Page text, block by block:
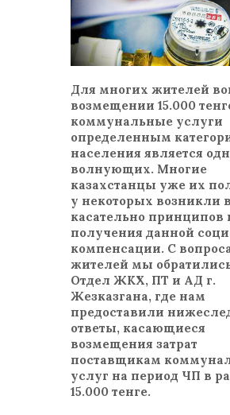
Для многих жителей
возмещении 15.000
коммунальные услуги
определенным
населения является
волнующих. Многие
казахстанцы уже их
у некоторых возникли
касательно принципов
получения данной
компенсации. С
жителей мы
Отдел ЖКХ, ПТ и АД г.
Жезказгана, где нам
предоставили
ответы, касающиеся
возмещения затрат
поставщикам
услуг на период ЧП в
15.000 тенге.